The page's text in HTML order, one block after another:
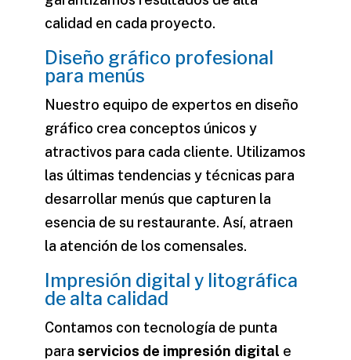
calidad en cada proyecto.
Diseño gráfico profesional
para menús
Nuestro equipo de expertos en diseño
gráfico crea conceptos únicos y
atractivos para cada cliente. Utilizamos
las últimas tendencias y técnicas para
desarrollar menús que capturen la
esencia de su restaurante. Así, atraen
la atención de los comensales.
Impresión digital y litográfica
de alta calidad
Contamos con tecnología de punta
para servicios de impresión digital e